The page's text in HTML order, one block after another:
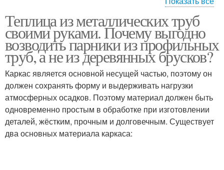
строительства
поликарбоната
Парник из профильных
труб
Арочная теплица
Теплица из
профильных труб
Теплица из металлических труб
своими руками. Почему выгодно
возводить парники из профильных
труб, а не из деревянных брусков?
Каркас является основной несущей частью, поэтому он
должен сохранять форму и выдерживать нагрузки
атмосферных осадков. Поэтому материал должен быть
одновременно простым в обработке при изготовлении
деталей, жёстким, прочным и долговечным. Существует
два основных материала каркаса: